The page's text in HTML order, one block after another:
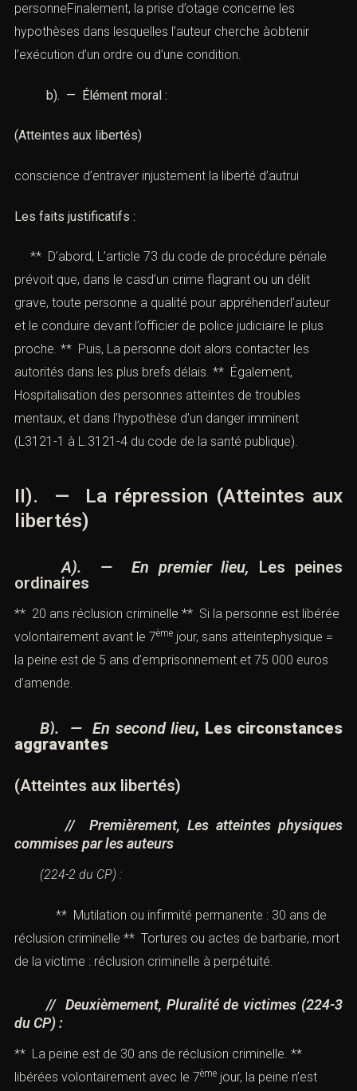
personneFinalement, la prise d’otage concerne les
hypothèses dans lesquelles l’auteur cherche àobtenir
l’exécution d’un ordre ou d’une condition.
b). — Élément moral :
(Atteintes aux libertés)
conscience d’entraver injustement la liberté d’autrui
Les faits justificatifs :
** D’abord, L’article 73 du code de procédure pénale
prévoit que, dans le casd’un crime flagrant ou un délit
grave, toute personne a qualité pour appréhenderl’auteur
et le conduire devant l’officier de police judiciaire le plus
proche. ** Puis, La personne doit alors contacter les
autorités dans les plus brefs délais. ** Également,
Hospitalisation des personnes atteintes de troubles
mentaux, et dans l’hypothèse d’un danger imminent
(L3121-1 à L.3121-4 du code de la santé publique).
II). — La répression (Atteintes aux
libertés)
A). — En premier lieu,
Les peines
ordinaires
** 20 ans réclusion criminelle ** Si la personne est libérée
volontairement avant le 7ème jour, sans atteintephysique =
la peine est de 5 ans d’emprisonnement et 75 000 euros
d’amende.
B). — En second lieu, Les circonstances
aggravantes
(Atteintes aux libertés)
// Premièrement, Les atteintes physiques
commises par les auteurs
(224-2 du CP) :
** Mutilation ou infirmité permanente : 30 ans de
réclusion criminelle ** Tortures ou actes de barbarie, mort
de la victime : réclusion criminelle à perpétuité.
// Deuxièmement, Pluralité de victimes (224-3
du CP) :
** La peine est de 30 ans de réclusion criminelle. **
libérées volontairement avec le 7ème jour, la peine n’est